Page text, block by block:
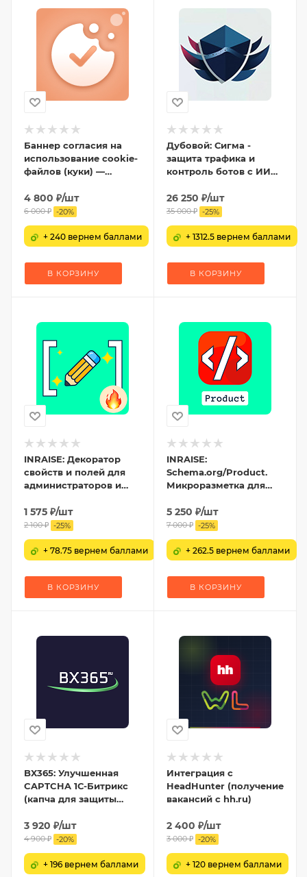
Баннер согласия на
использование cookie-
файлов (куки) —
ФЗ-152
4 800 ₽/шт
6 000₽ -20%
+ 240 вернем баллами
В КОРЗИНУ
Дубовой: Сигма -
защита трафика и
контроль ботов с ИИ
26 250 ₽/шт
35 000₽ -25%
+ 1312.5 вернем баллами
В КОРЗИНУ
INRAISE: Декоратор
свойств и полей для
администраторов и
1 575 ₽/шт
2 100₽ -25%
+ 78.75 вернем баллами
В КОРЗИНУ
INRAISE:
Schema.org/Product.
Микроразметка для
AggregateOffer,
OfferCatalog
5 250 ₽/шт
7 000₽ -25%
+ 262.5 вернем баллами
В КОРЗИНУ
BX365: Улучшенная
CAPTCHA 1С-Битрикс
(капча для защиты
3 920 ₽/шт
4 900₽ -20%
+ 196 вернем баллами
Интеграция с
HeadHunter (получение
вакансий с hh.ru)
2 400 ₽/шт
3 000₽ -20%
+ 120 вернем баллами